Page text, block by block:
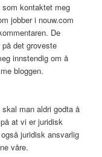
som kontaktet meg
jobber i nouw.com
De
det groveste
innstendig om å
bloggen.
man aldri godta å
at vi er juridisk
juridisk ansvarlig
våre.